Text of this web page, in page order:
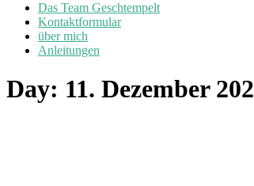
Das Team Geschtempelt
Kontaktformular
über mich
Anleitungen
Day: 11. Dezember